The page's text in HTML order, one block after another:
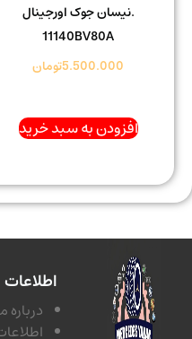
.نیسان جوک اورجینال
11140BV80A
5.500.000تومان
افزودن به سبد خرید
اطلاعات
درباره ما
اطلاعات